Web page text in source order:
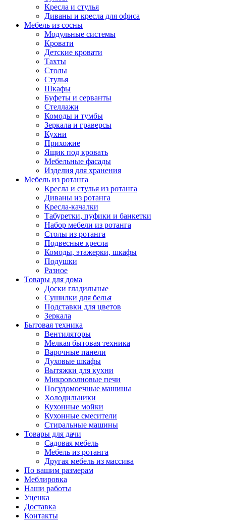
Кресла и стулья
Диваны и кресла для офиса
Мебель из сосны
Модульные системы
Кровати
Детские кровати
Тахты
Столы
Стулья
Шкафы
Буфеты и серванты
Стеллажи
Комоды и тумбы
Зеркала и граверсы
Кухни
Прихожие
Ящик под кровать
Мебельные фасады
Изделия для хранения
Мебель из ротанга
Кресла и стулья из ротанга
Диваны из ротанга
Кресла-качалки
Табуретки, пуфики и банкетки
Набор мебели из ротанга
Столы из ротанга
Подвесные кресла
Комоды, этажерки, шкафы
Подушки
Разное
Товары для дома
Доски гладильные
Сушилки для белья
Подставки для цветов
Зеркала
Бытовая техника
Вентиляторы
Мелкая бытовая техника
Варочные панели
Духовые шкафы
Вытяжки для кухни
Микроволновые печи
Посудомоечные машины
Холодильники
Кухонные мойки
Кухонные смесители
Стиральные машины
Товары для дачи
Садовая мебель
Мебель из ротанга
Другая мебель из массива
По вашим размерам
Меблировка
Наши работы
Уценка
Доставка
Контакты